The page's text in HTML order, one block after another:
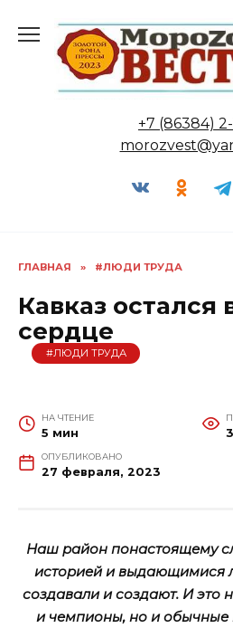
содержанию
+7 (86384) 2-
ГЛАВНАЯ » #ЛЮДИ ТРУДА
Кавказ остался
сердце
#ЛЮДИ ТРУДА
НА ЧТЕНИЕ
5 мин
ОПУБЛИКОВАНО
27 февраля, 2023
Наш район понастоящему
историей и выдающимися
создавали и создают. И это
и чемпионы, но и обычные